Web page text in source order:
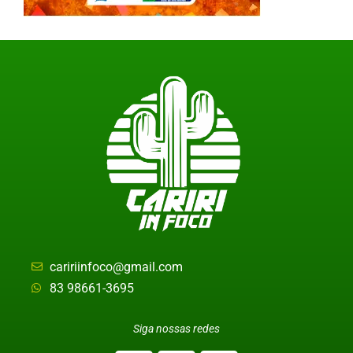
caririinfoco@gmail.com
83 98661-3695
Siga nossas redes